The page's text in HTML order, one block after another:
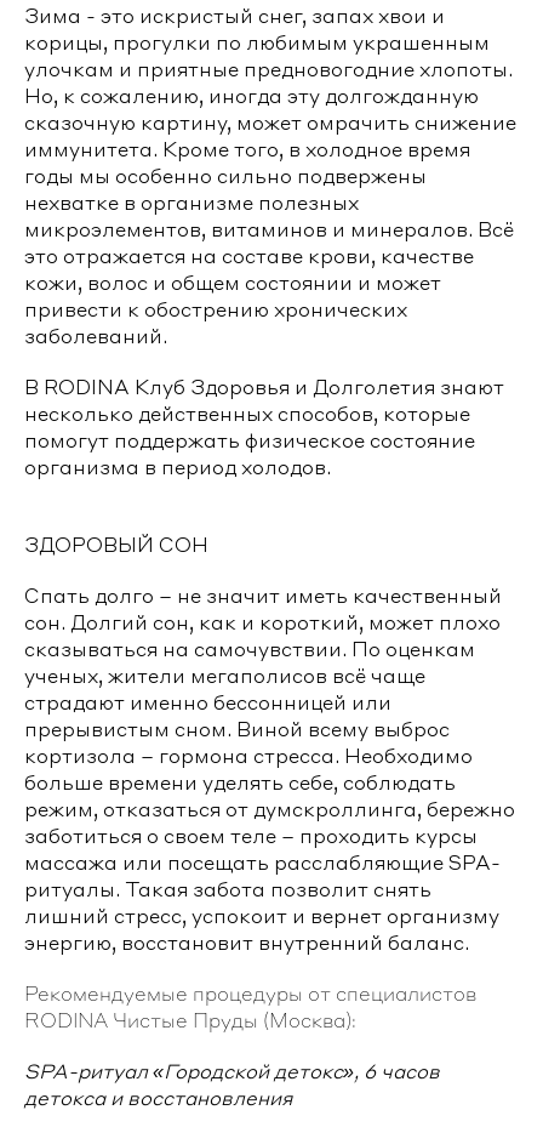
Зима - это искристый снег, запах хвои и
корицы, прогулки по любимым украшенным
улочкам и приятные предновогодние хлопоты.
Но, к сожалению, иногда эту долгожданную
сказочную картину, может омрачить снижение
иммунитета. Кроме того, в холодное время
годы мы особенно сильно подвержены
нехватке в организме полезных
микроэлементов, витаминов и минералов. Всё
это отражается на составе крови, качестве
кожи, волос и общем состоянии и может
привести к обострению хронических
заболеваний.
В RODINA Клуб Здоровья и Долголетия знают
несколько действенных способов, которые
помогут поддержать физическое состояние
организма в период холодов.
ЗДОРОВЫЙ СОН
Спать долго – не значит иметь качественный
сон. Долгий сон, как и короткий, может плохо
сказываться на самочувствии. По оценкам
ученых, жители мегаполисов всё чаще
страдают именно бессонницей или
прерывистым сном. Виной всему выброс
кортизола – гормона стресса. Необходимо
больше времени уделять себе, соблюдать
режим, отказаться от думскроллинга, бережно
заботиться о своем теле – проходить курсы
массажа или посещать расслабляющие SPA-
ритуалы. Такая забота позволит снять
лишний стресс, успокоит и вернет организму
энергию, восстановит внутренний баланс.
Рекомендуемые процедуры от специалистов
RODINA Чистые Пруды (Москва):
SPA-ритуал «Городской детокс», 6 часов
детокса и восстановления